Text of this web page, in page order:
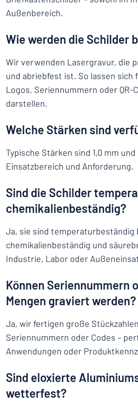
Außenbereich.
Wie werden die Schilder
Wir verwenden Lasergravur, die
und abriebfest ist. So lassen sich
Logos, Seriennummern oder QR-
darstellen.
Welche Stärken sind
Typische Stärken sind 1,0 mm und
Einsatzbereich und Anforderung.
Sind die Schilder
chemikalienbeständig?
Ja, sie sind temperaturbeständig
chemikalienbeständig und
Industrie, Labor oder
Können Seriennummern
Mengen graviert werden?
Ja, wir fertigen große
Seriennummern oder Codes –
Anwendungen oder
Sind eloxierte
wetterfest?